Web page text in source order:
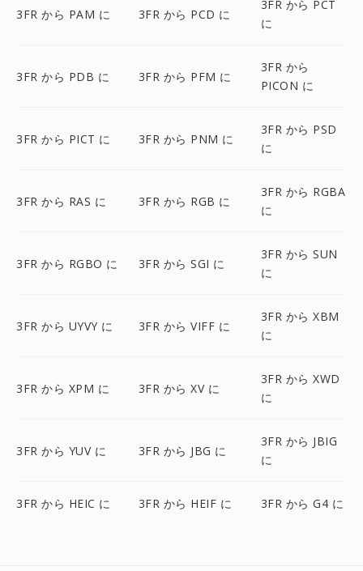
3FR から PAM に 3FR から PCD に
3FR から PCT
に
3FR から PDB に 3FR から PFM に
3FR から
PICON に
3FR から PICT に 3FR から PNM に
3FR から PSD
に
3FR から RAS に 3FR から RGB に
3FR から RGBA
に
3FR から RGBO に 3FR から SGI に
3FR から SUN
に
3FR から UYVY に 3FR から VIFF に
3FR から XBM
に
3FR から XPM に 3FR から XV に
3FR から XWD
に
3FR から YUV に 3FR から JBG に
3FR から JBIG
に
3FR から HEIC に 3FR から HEIF に 3FR から G4 に